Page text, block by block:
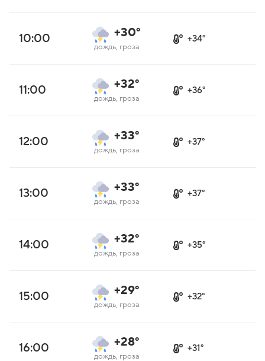
10:00 +30°
дождь, гроза
+34°
11:00 +32°
дождь, гроза
+36°
12:00 +33°
дождь, гроза
+37°
13:00 +33°
дождь, гроза
+37°
14:00 +32°
дождь, гроза
+35°
15:00 +29°
дождь, гроза
+32°
16:00 +28°
дождь, гроза
+31°